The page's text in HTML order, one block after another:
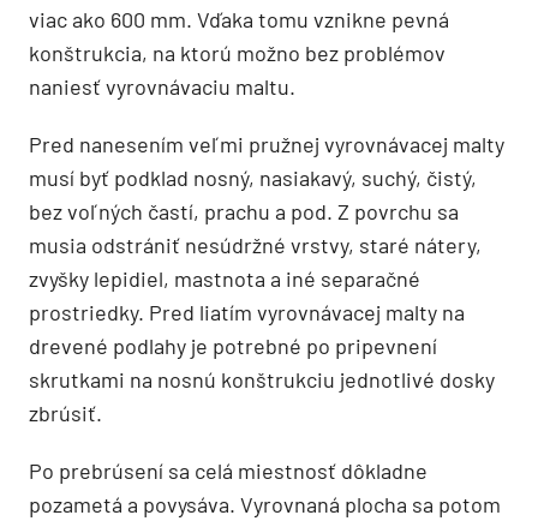
viac ako 600 mm. Vďaka tomu vznikne pevná
konštrukcia, na ktorú možno bez problémov
naniesť vyrovnávaciu maltu.
Pred nanesením veľmi pružnej vyrovnávacej malty
musí byť podklad nosný, nasiakavý, suchý, čistý,
bez voľných častí, prachu a pod. Z povrchu sa
musia odstrániť nesúdržné vrstvy, staré nátery,
zvyšky lepidiel, mastnota a iné separačné
prostriedky. Pred liatím vyrovnávacej malty na
drevené podlahy je potrebné po pripevnení
skrutkami na nosnú konštrukciu jednotlivé dosky
zbrúsiť.
Po prebrúsení sa celá miestnosť dôkladne
pozametá a povysáva. Vyrovnaná plocha sa potom